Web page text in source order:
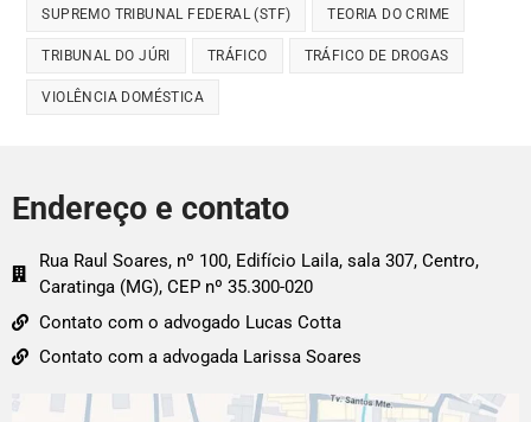
SUPREMO TRIBUNAL FEDERAL (STF) TEORIA DO CRIME
TRIBUNAL DO JÚRI TRÁFICO TRÁFICO DE DROGAS
VIOLÊNCIA DOMÉSTICA
Endereço e contato
Rua Raul Soares, nº 100, Edifício Laila, sala 307, Centro,
Caratinga (MG), CEP nº 35.300-020
Contato com o advogado Lucas Cotta
Contato com a advogada Larissa Soares